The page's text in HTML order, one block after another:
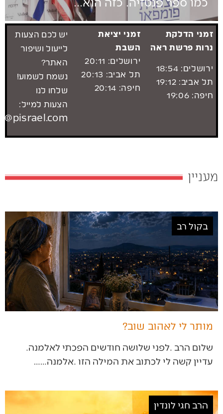
זמני הדלקת
נרות פרשת ראה
ירושלים: 18:54
תל אביב: 19:12
חיפה: 19:06
זמני יציאת
השבת
ירושלים: 20:11
תל אביב: 20:13
חיפה: 20:14
יש לכם הצעות
לייעול ושיפור
האתר?
נשמח לשמוע!
שלחו לנו
הצעות למייל:
מעניין
בקול רב
מותר לי לאהוב שוב?
שלום‭ ‬הרב‭. ‬לפני‭ ‬שלושה‭ ‬חודשים‭ ‬הפכתי‭ ‬לאלמנה‭.
‬עדיין‭ ‬קשה‭ ‬לי‭ ‬לכתוב‭ ‬את‭ ‬המילה‭ ‬הזו‭. ‬אלמנה‭…‬…
הרב חגי לונדין